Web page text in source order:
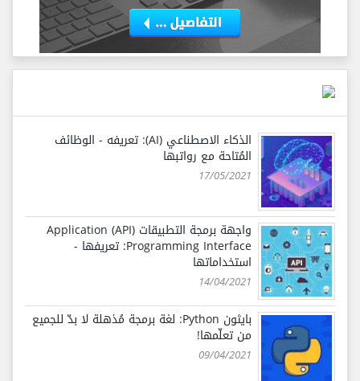
الذكاء الاصطناعي (AI): تعريفه - الوظائف
المُتاحة مع رواتبها
17/05/2021
واجهة برمجة التطبيقات (API) Application
Programming Interface: تعريفها -
استخداماتها
14/04/2021
بايثون Python: لغة برمجة مُذهلة لا بدّ للجميع
من تعلّمها!
09/04/2021